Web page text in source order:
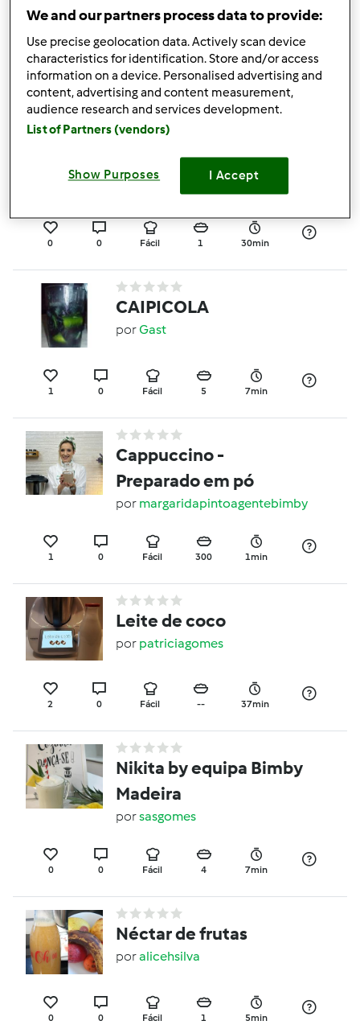
Batido verde detox
porNicoleGO90
0 0 Fácil 2 5min
Bimbal de pêra
poralicehsilva
0 0 Fácil 1 30min
CAIPICOLA
porGast
1 0 Fácil 5 7min
Cappuccino -
Preparado em pó
por margaridapintoagentebimby
1 0 Fácil 300 1min
Leite de coco
por patriciagomes
2 0 Fácil -- 37min
Nikita by equipa Bimby
Madeira
porsasgomes
0 0 Fácil 4 7min
Néctar de frutas
poralicehsilva
0 0 Fácil 1 5min
We and our partners process data to provide:
Use precise geolocation data. Actively scan device
characteristics for identification. Store and/or access
information on a device. Personalised advertising and
content, advertising and content measurement,
audience research and services development.
List of Partners (vendors)
Show Purposes I Accept